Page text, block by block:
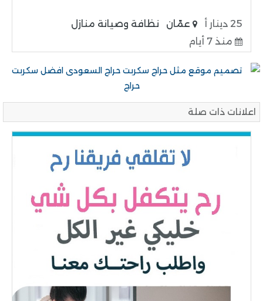
25 دينار أ عمّان
نظافة وصيانة منازل
منذ 7 أيام
اعلانات ذات صلة